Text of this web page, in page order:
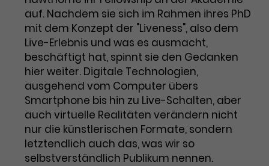
auf. Nachdem sie sich im Rahmen ihres PhD
mit dem Konzept der "Liveness", also dem
Live-Erlebnis und was es ausmacht,
beschäftigt hat, spinnt sie den Gedanken
hier weiter. Digitale Technologien,
ausgehend vom Computer übers
Smartphone bis hin zu Live-Schalten, aber
auch virtuelle Realitäten verändern nicht
nur die künstlerischen Formate, sondern
letztendlich auch das, was wir so
selbstverständlich Publikum nennen.